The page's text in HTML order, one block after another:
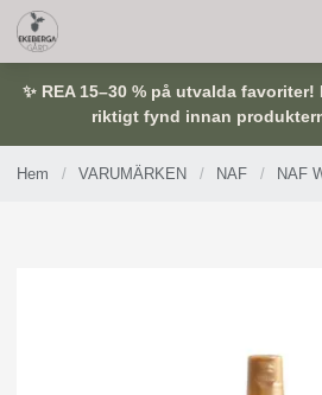
✨ REA 15–30 % på utvalda
riktigt fynd innan
Hem / VARUMÄRKEN / NAF / NAF